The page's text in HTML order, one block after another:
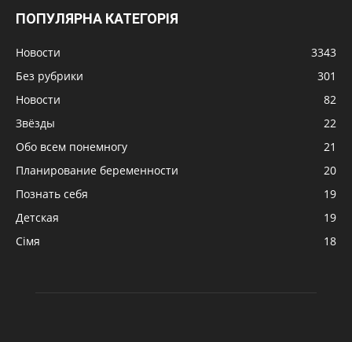
ПОПУЛЯРНА КАТЕГОРІЯ
Новости
3343
Без рубрики
301
Новости
82
Звёзды
22
Обо всем понемногу
21
Планирование беременности
20
Познать себя
19
Детская
19
Сімя
18